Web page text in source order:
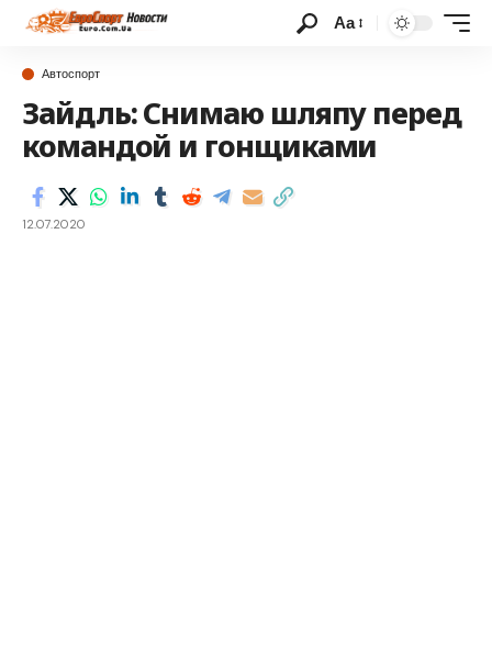
Аа
Автоспорт
Зайдль: Снимаю шляпу перед
командой и гонщиками
12.07.2020